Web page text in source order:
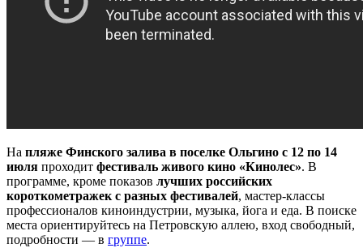
На пляже Финского залива в поселке Ольгино с 12 по 14
июля проходит фестиваль живого кино «Кинолес». В
программе, кроме показов лучших российских
короткометражек с разных фестивалей, мастер-классы
профессионалов киноиндустрии, музыка, йога и еда. В поиске
места ориентируйтесь на Петровскую аллею, вход свободный,
подробности — в группе.